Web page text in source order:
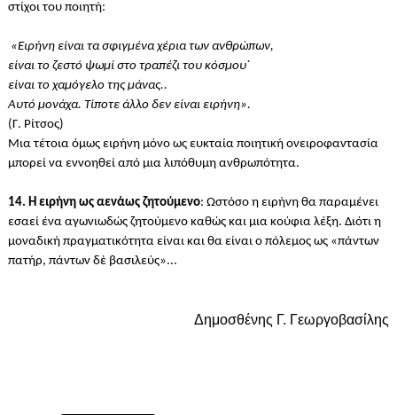
στίχοι του ποιητή:
«Ειρήνη είναι τα σφιγμένα χέρια των ανθρώπων,
είναι το ζεστό ψωμί στο τραπέζι του κόσμου˙
είναι το χαμόγελο της μάνας..
Αυτό μονάχα. Τίποτε άλλο δεν είναι ειρήνη».
(Γ. Ρίτσος)
Μια τέτοια όμως ειρήνη μόνο ως ευκταία ποιητική ονειροφαντασία
μπορεί να εννοηθεί από μια λιπόθυμη ανθρωπότητα.
14. Η ειρήνη ως αενάως ζητούμενο: Ωστόσο η ειρήνη θα παραμένει
εσαεί ένα αγωνιωδώς ζητούμενο καθώς και μια κούφια λέξη. Διότι η
μοναδική πραγματικότητα είναι και θα είναι ο πόλεμος ως «πάντων
πατήρ, πάντων δὲ βασιλεύς»...
Δημοσθένης Γ. Γεωργοβασίλης